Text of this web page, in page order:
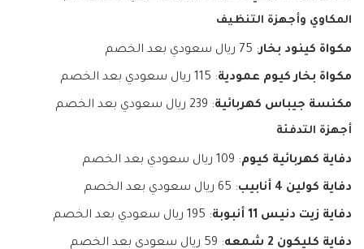
المكاوي وأجهزة التنظيف
مكواة كينود بخار: 75 ريال سعودي بعد الخصم
مكواة بخار كيوم عمودية: 115 ريال سعودي بعد الخصم
مكنسة جيباس كهربائية: 239 ريال سعودي بعد الخصم
أجهزة التدفئة
دفاية كهربائية كيوم: 109 ريال سعودي بعد الخصم
دفاية كولين 4 أنابيب : 65 ريال سعودي بعد الخصم
دفاية زيت دنيس 11 أنبوبة : 195 ريال سعودي بعد الخصم
دفاية كليكون 2 شمعه : 59 ريال سعودي بعد الخصم